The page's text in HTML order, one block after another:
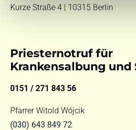
Kurze Straße 4 | 10315 Berlin
Priesternotruf für
Krankensalbung und
0151 / 271 843 56
Pfarrer Witold Wójcik
(030) 643 849 72